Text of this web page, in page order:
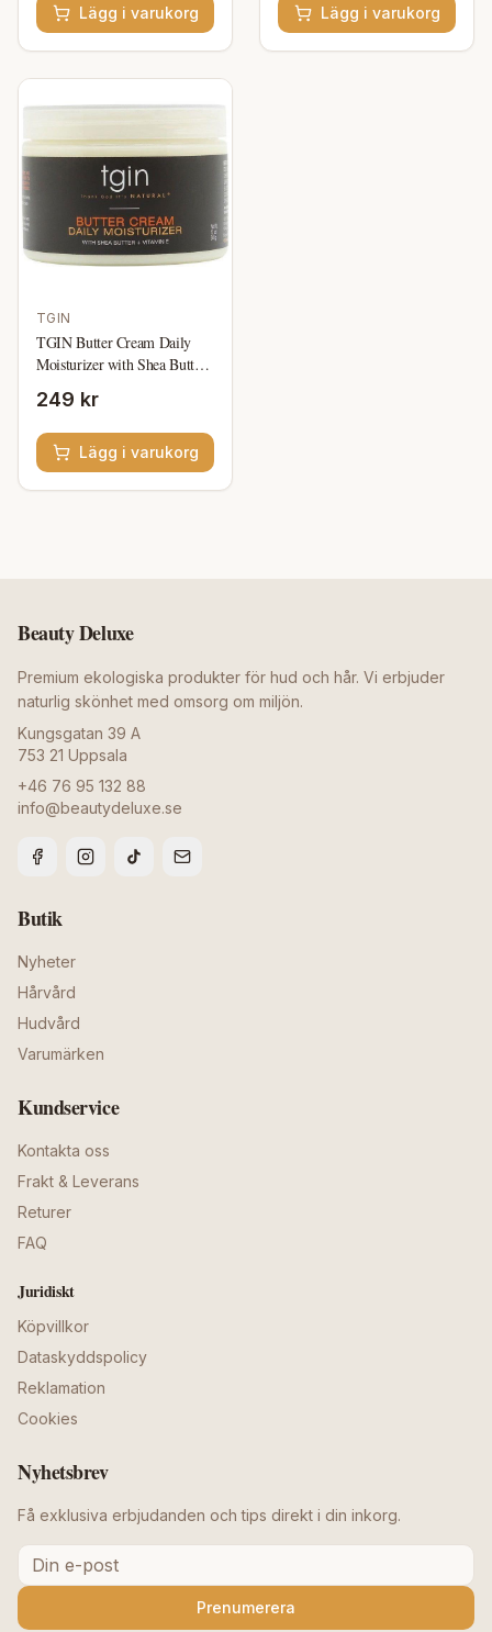
Lägg i varukorg Lägg i varukorg
TGIN
TGIN Butter Cream Daily
Moisturizer with Shea Butter
249 kr
Lägg i varukorg
Beauty Deluxe
Premium ekologiska produkter för hud och hår. Vi erbjuder
naturlig skönhet med omsorg om miljön.
Kungsgatan 39 A
753 21 Uppsala
+46 76 95 132 88
info@beautydeluxe.se
Butik
Nyheter
Hårvård
Hudvård
Varumärken
Kundservice
Kontakta oss
Frakt & Leverans
Returer
FAQ
Juridiskt
Köpvillkor
Dataskyddspolicy
Reklamation
Cookies
Nyhetsbrev
Få exklusiva erbjudanden och tips direkt i din inkorg.
Prenumerera